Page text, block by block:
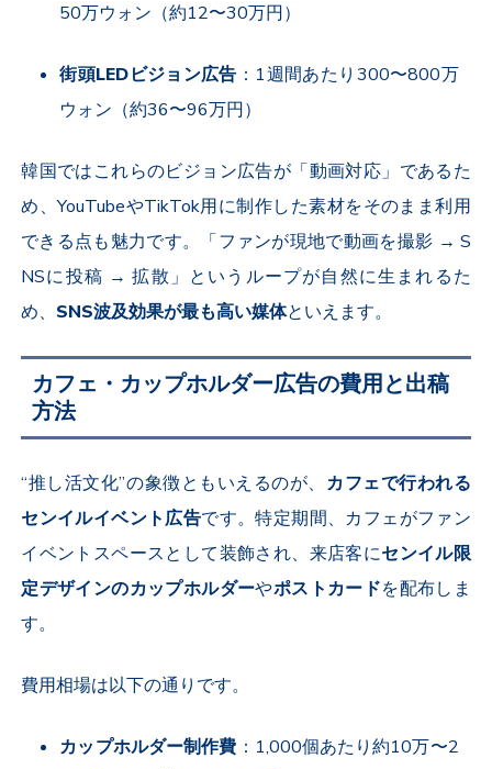
50万ウォン（約12〜30万円）
街頭LEDビジョン広告 ： 1週間あたり 300〜800万
ウォン（約36〜96万円）
韓国ではこれらのビジョン広告が「動画対応」であるた
め、YouTubeやTikTok用に制作した素材をそのまま利用
できる点も魅力です。「ファンが現地で動画を撮影 → S
NSに投稿 →拡散」というループが自然に生まれるた
め、 SNS波及効果が最も高い媒体といえます。
カフェ・カップホルダー広告の費用と出稿
方法
“推し活文化”の象徴ともいえるのが、 カフェで行われる
センイルイベント広告です。特定期間、カフェがファン
イベントスペースとして装飾され、来店客にセンイル限
定デザインのカップホルダーやポストカードを配布しま
す。
費用相場は以下の通りです。
カップホルダー制作費 ： 1,000個あたり約10万〜2